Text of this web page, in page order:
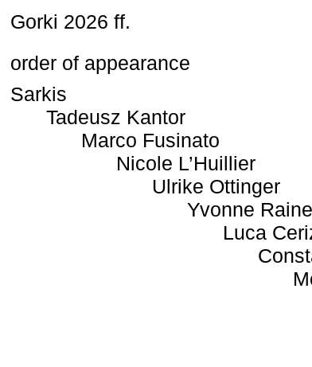
Gorki 2026 ff.
order of appearance
Sarkis
Tadeusz Kantor
Marco Fusinato
Nicole L’Huillier
Ulrike Ottinger
Yvonne
Luca